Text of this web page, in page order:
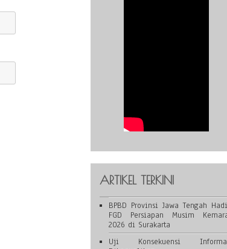
ARTIKEL TERKINI
BPBD Provinsi Jawa Tengah
FGD Persiapan Musim
2026 di Surakarta
Uji Konsekuensi